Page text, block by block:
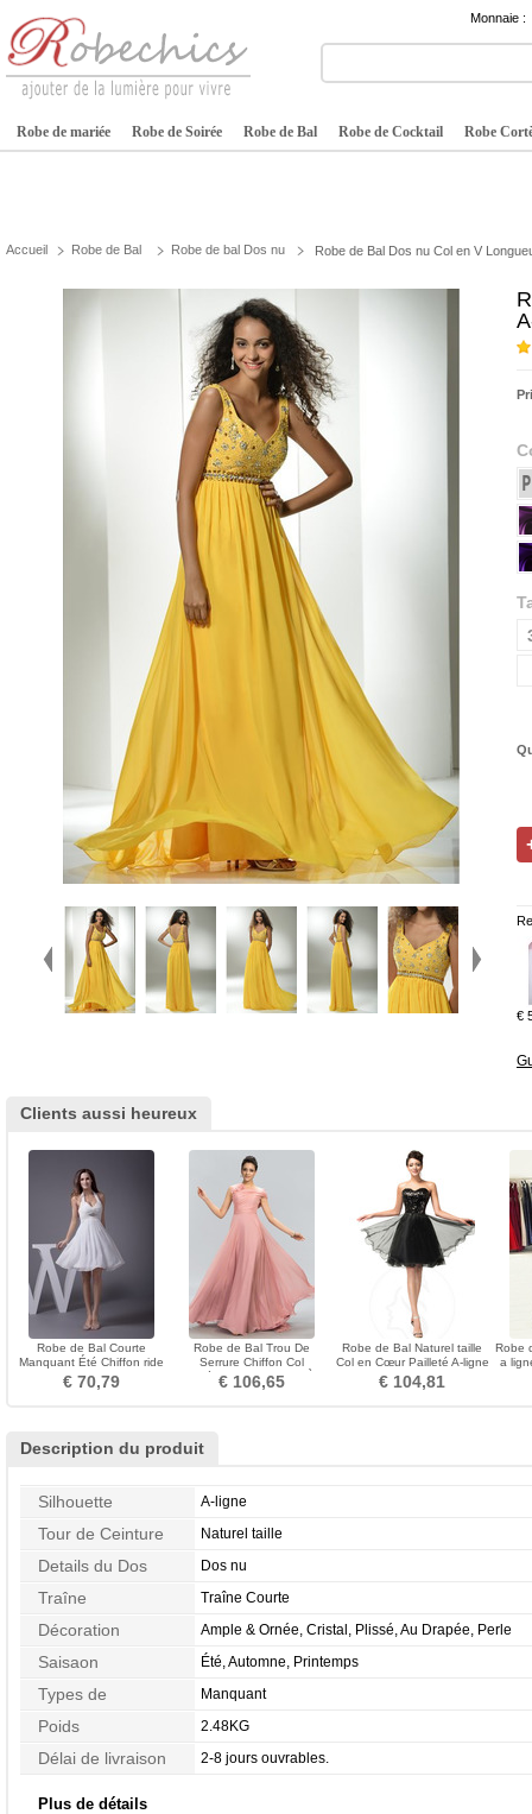
Monnaie :
Robe de mariée Robe de Soirée Robe de Bal Robe de Cocktail Robe
Accueil Robe de Bal Robe de bal Dos nu Robe de Bal Dos nu Col en V
€
Clients aussi heureux
Robe de Bal Courte
Manquant Été Chiffon ride
Sans Manches
€ 70,79
Robe de Bal Trou De
Serrure Chiffon Col
Asymétrique Manquant À la
masse
€ 106,65
Robe de Bal Naturel taille
Col en Cœur Pailleté A-ligne
Tulle
€ 104,81
Robe
a
Description du produit
Silhouette A-ligne
Tour de Ceinture Naturel taille
Details du Dos Dos nu
Traîne Traîne Courte
Décoration Ample & Ornée, Cristal, Plissé, Au Drapée, Perle
Saisaon Été, Automne, Printemps
Types de
Morphologie
Manquant
Poids 2.48KG
Délai de livraison 2-8 jours ouvrables.
Plus de détails